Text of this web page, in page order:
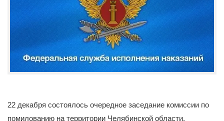
22 декабря состоялось очередное заседание комиссии по
помилованию на территории Челябинской области.